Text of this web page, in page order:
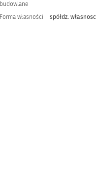
budowlane
Forma własności spółdz.